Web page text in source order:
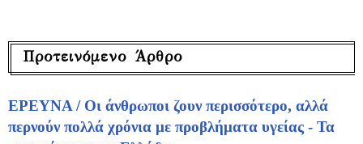
Προτεινόμενο Άρθρο
ΕΡΕΥΝΑ / Οι άνθρωποι ζουν περισσότερο, αλλά
περνούν πολλά χρόνια με προβλήματα υγείας - Τα